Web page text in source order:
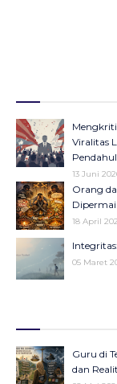
Viralitas
13 Juni
Orang
18 April
05 Maret
23
Guru di
dan